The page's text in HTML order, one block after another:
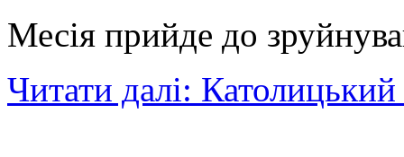
Месія прийде до
Читати далі: